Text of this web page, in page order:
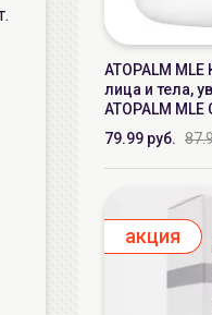
ATOPALM
лица и тела,
ATOPALM MLE
79.99 руб.
aкция